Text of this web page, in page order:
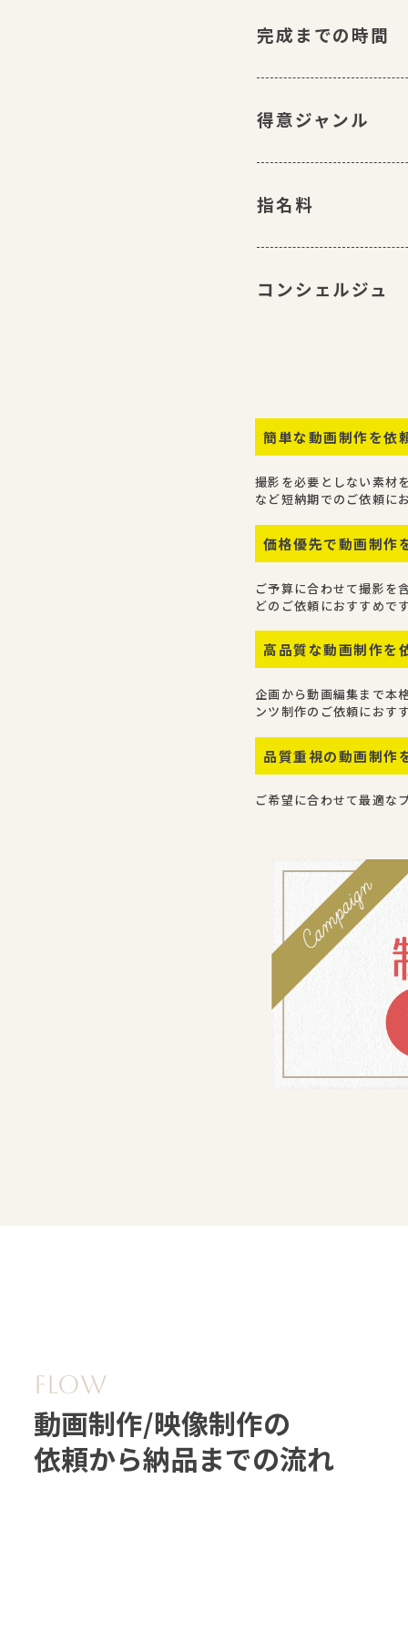
完成までの時間
得意ジャンル
指名料
コンシェルジュ
簡単な動画制作を依
撮影を必要としない素材
など短納期でのご依頼に
価格優先で動画制作
ご予算に合わせて撮影を
どのご依頼におすすめで
高品質な動画制作を
企画から動画編集まで本
ンツ制作のご依頼におす
品質重視の動画制作
ご希望に合わせて最適な
動画制作/映像制作の
依頼から納品までの流れ